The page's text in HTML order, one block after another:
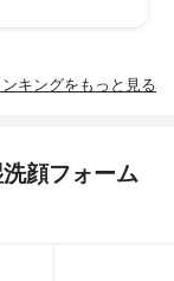
キングをもっと見る
顔フォーム